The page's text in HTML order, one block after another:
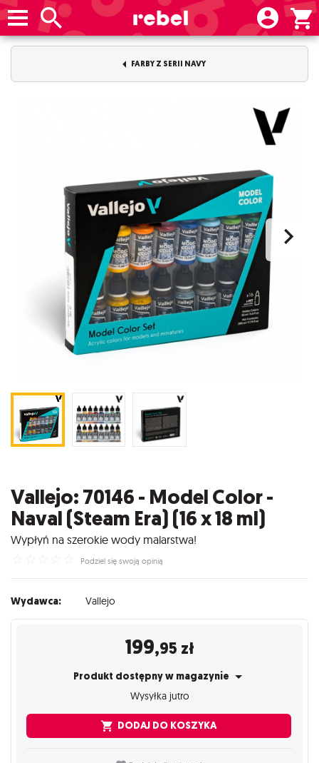
FARBY Z SERII NAVY
Vallejo: 70146 - Model Color -
Naval (Steam Era) (16 x 18 ml)
Wypłyń na szerokie wody malarstwa!
Podziel się swoją opinią
Wydawca: Vallejo
199,95 zł
Produkt dostępny w magazynie
Wysyłka jutro
DODAJ DO KOSZYKA